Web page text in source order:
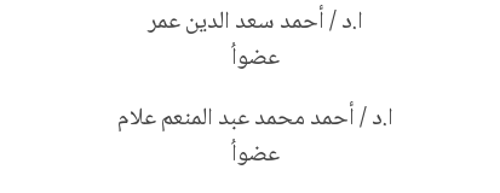
ا.د / أحمد سعد الدين عمر
عضواُ
ا.د / أحمد محمد عبد المنعم علام
عضواُ